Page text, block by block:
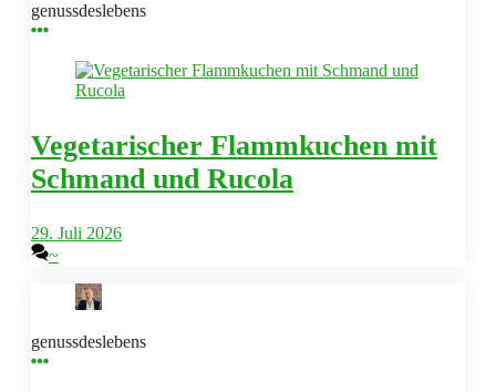
genussdeslebens
Vegetarischer Flammkuchen mit
Schmand und Rucola
29. Juli 2026
~
genussdeslebens